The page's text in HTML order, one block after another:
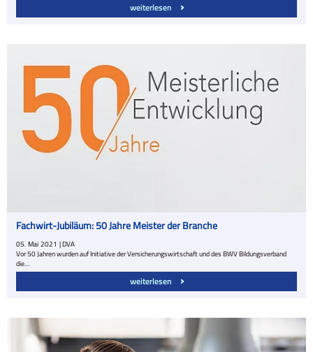
weiterlesen
Fachwirt-Jubiläum: 50 Jahre Meister der Branche
05. Mai 2021 | DVA
Vor 50 Jahren wurden auf Initiative der Versicherungswirtschaft und des BWV Bildungsverband
die…
weiterlesen